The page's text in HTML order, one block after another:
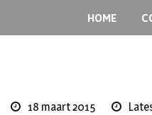
HOME
18 maart 2015